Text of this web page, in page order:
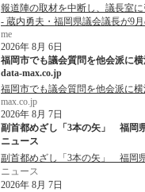
報道陣の取材を中断し、議長室
- 蔵内勇夫・福岡県議会議長が9
me
2026年 8月 6日
福岡市でも議会質問を他会派に
data-max.co.jp
福岡市でも議会質問を他会派に
max.co.jp
2026年 8月 7日
副首都めざし「3本の矢」 福岡
ニュース
副首都めざし「3本の矢」 福岡
ニュース
2026年 8月 7日